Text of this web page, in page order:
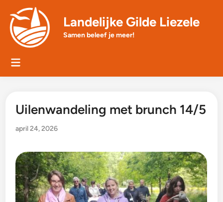
content
Landelijke Gilde Liezele
Samen beleef je meer!
Main
Uilenwandeling met brunch 14/5
april 24, 2026